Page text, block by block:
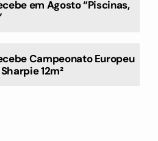
em Agosto “Piscinas,
Campeonato Europeu
12m²